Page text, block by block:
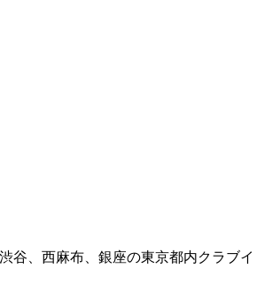
谷、西麻布、銀座の東京都内クラブイ